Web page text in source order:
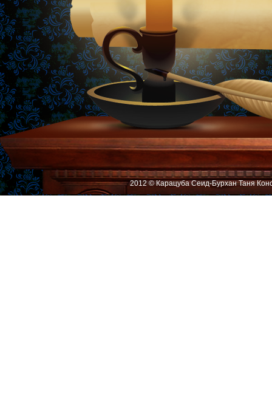
2012 © Карацуба Сеид-Бурхан Таня